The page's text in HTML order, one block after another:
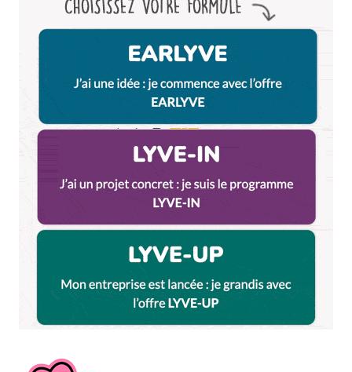
champs obligatoires sont indiqués avec
*
Dis-nous tout
Name
Prévenez-moi de tous les nouveaux commentaires
par e-mail.